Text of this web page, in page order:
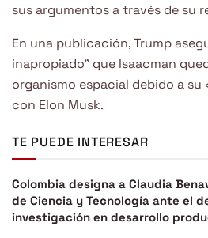
sus argumentos a través de su
En una publicación, Trump
inapropiado” que Isaacman
organismo espacial debido a
con Elon Musk.
TE PUEDE INTERESAR
Colombia designa a Claudia
de Ciencia y Tecnología ante el
investigación en desarrollo